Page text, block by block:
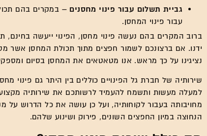
גביית תשלום עבור פינוי מחסנים – במקרים בהם
עבור פינוי המחסן.
ברוב המקרים בהם נעשה פינוי מחסן, הפינוי ייעשה בחינם,
ידנו. אם ברצונכם לשמור חפצים מתוך תכולת המחסן אשר
נציגינו על כך מראש. אנו מטאטאים את המחסן בסיום
שירותיה של חברת גל הפינויים כוללים בין היתר גם פינוי
למעלה מעשות ותשמח להעמיד לרשותכם את שירותיה
מחויבותה בעבור לקוחותיה, ועל כן עושה את כל הדרוש על
הנחוצה במיון החפצים השונים, פירוק ושינוע שלהם.